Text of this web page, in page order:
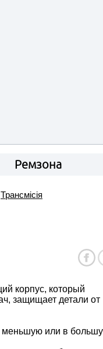
Ремзона
Трансмісія
корпус, который
защищает детали от
меньшую или в